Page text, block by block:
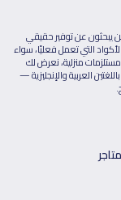
يبحثون عن توفير حقيقي
التي تعمل فعليًا، سواء
مستلزمات منزلية، نعرض لك
العربية والإنجليزية —